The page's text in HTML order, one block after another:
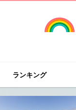
ランキング